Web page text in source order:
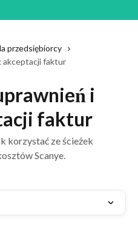
przedsiębiorcy
akceptacji faktur
i
faktur
korzystać ze ścieżek
Scanye.